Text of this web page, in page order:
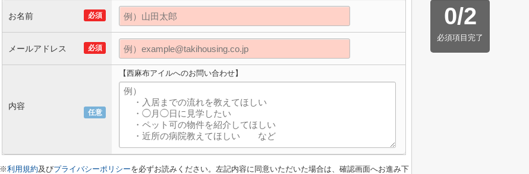
0/2
必須項目完了
必須
お名前
必須
メールアドレス
任意
内容
【西麻布アイルへのお問い合わせ】
※利用規約及びプライバシーポリシーを必ずお読みください。左記内容に同意いただいた場合は、確認画面へお進み下